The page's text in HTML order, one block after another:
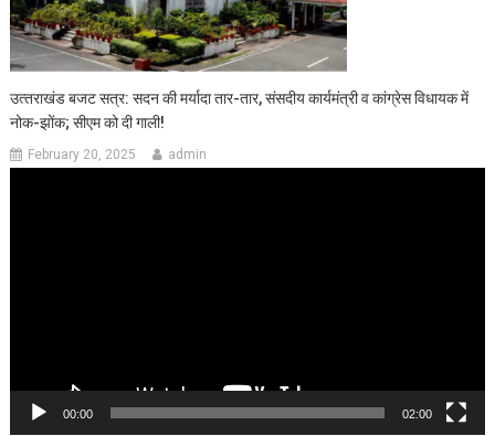
उत्‍तराखंड बजट सत्र: सदन की मर्यादा तार-तार, संसदीय कार्यमंत्री व कांग्रेस विधायक में
नोक-झोंक; सीएम को दी गाली!
February 20, 2025 admin
00:00 02:00